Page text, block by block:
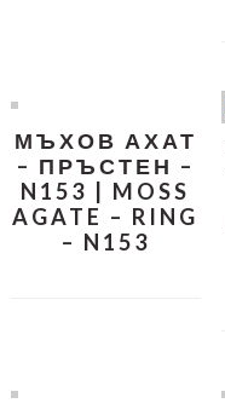
МЪХОВ АХАТ
– ПРЪСТЕН –
N153 | MOSS
AGATE – RING
– N153